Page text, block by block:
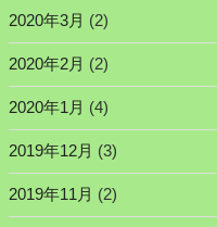
2020年3月 (2)
2020年2月 (2)
2020年1月 (4)
2019年12月 (3)
2019年11月 (2)